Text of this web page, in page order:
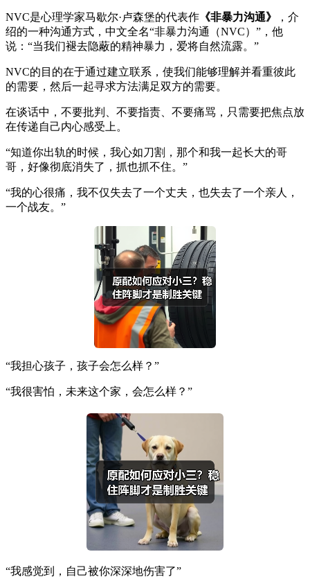
NVC是心理学家马歇尔·卢森堡的代表作 《非暴力沟通》
，介
绍的一种沟通方式，中文全名“非暴力沟通（NVC）”，他
说：“当我们褪去隐蔽的精神暴力，爱将自然流露。”
NVC的目的在于通过建立联系，使我们能够理解并看重彼此
的需要，然后一起寻求方法满足双方的需要。
在谈话中，不要批判、不要指责、不要痛骂，只需要把焦点放
在传递自己内心感受上。
“知道你出轨的时候，我心如刀割，那个和我一起长大的哥
哥，好像彻底消失了，抓也抓不住。”
“我的心很痛，我不仅失去了一个丈夫，也失去了一个亲人，
一个战友。”
“我担心孩子，孩子会怎么样？”
“我很害怕，未来这个家，会怎么样？”
“我感觉到，自己被你深深地伤害了”